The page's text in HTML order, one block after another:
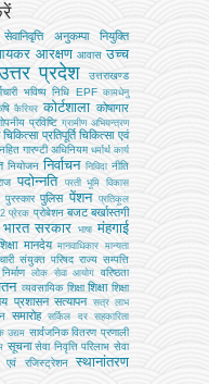
अनुकम्पा नियुक्ति
आरक्षण आवास उच्च
प्रदेश उत्तराखण्ड
भविष्य निधि EPF कामधेनु
कैरियर कोर्टशाला कोषागार
प्रविष्टि ग्रामीण अभियन्‍त्रण
चिकित्सा प्रतिपूर्ति चिकित्‍सा एवं
गारण्टी अधिनियम धर्मार्थ कार्य
नियोजन निर्वाचन निविदा नीति
पदोन्नति परती भूमि विकास
पुरस्कार पुलिस पेंशन
प्रतिकूल
प्रेरक प्रोबेशन बजट बर्खास्तगी
भारत सरकार भाषा मंहगाई
मानदेय मानवाधिकार मान्यता
संयुक्त परिषद राज्य सम्पत्ति
लोक सेवा आयोग वरिष्ठता
व्‍यवसायिक शिक्षा शिक्षा शिक्षा
प्रशासन सत्यापन सत्र लाभ
समारोह सर्किल दर सहकारिता
उद्यम सार्वजनिक वितरण प्रणाली
सूचना सेवा निवृत्ति परिलाभ सेवा
एवं रजिस्ट्रेशन स्थानांतरण